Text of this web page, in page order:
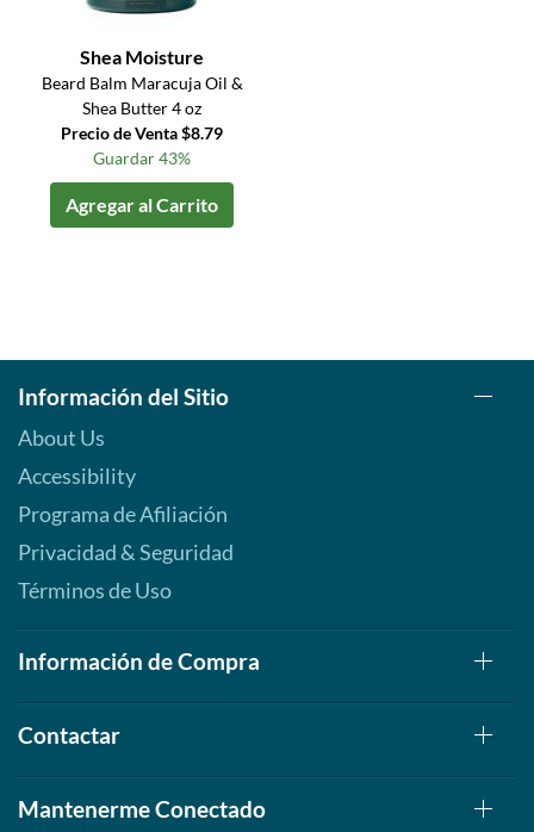
Shea Moisture
Beard Balm Maracuja Oil &
Shea Butter 4 oz
Precio de Venta $8.79
Guardar 43%
Agregar al Carrito
Información del Sitio
About Us
Accessibility
Programa de Afiliación
Privacidad & Seguridad
Términos de Uso
Información de Compra
Contactar
Mantenerme Conectado